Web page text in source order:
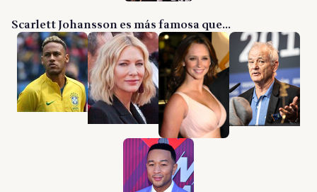
Scarlett Johansson es más famosa que...